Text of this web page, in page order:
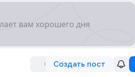
Создать пост